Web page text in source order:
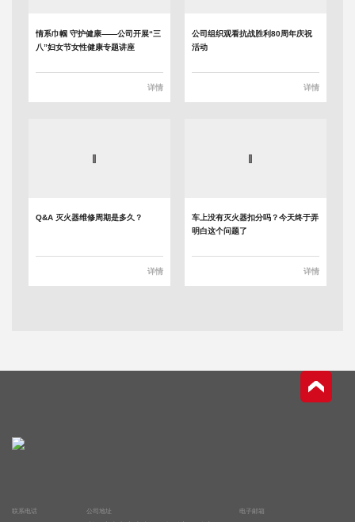
情系巾帼 守护健康——公司开展“三
八”妇女节女性健康专题讲座
详情
公司组织观看抗战胜利80周年庆祝
活动
详情
Q&A 灭火器维修周期是多久？
详情
车上没有灭火器扣分吗？今天终于弄
明白这个问题了
详情
联系电话 公司地址 电子邮箱